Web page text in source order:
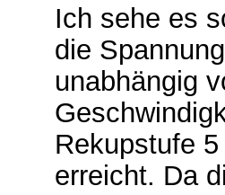
Ich sehe es
die
unabhängig
Rekupstufe
erreicht. Da